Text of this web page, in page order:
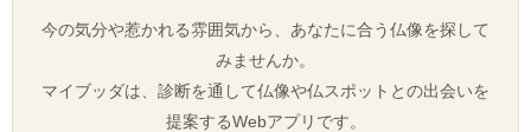
今の気分や惹かれる雰囲気から、あなたに合う仏像を探して
みませんか。
マイブッダは、診断を通して仏像や仏スポットとの出会いを
提案するWebアプリです。